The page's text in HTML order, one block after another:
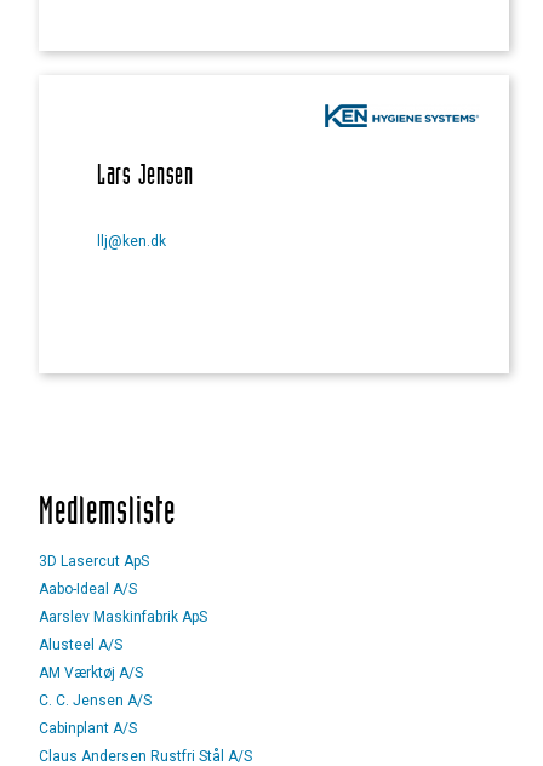
Lars Jensen
llj@ken.dk
Medlemsliste
3D Lasercut ApS
Aabo-Ideal A/S
Aarslev Maskinfabrik ApS
Alusteel A/S
AM Værktøj A/S
C. C. Jensen A/S
Cabinplant A/S
Claus Andersen Rustfri Stål A/S